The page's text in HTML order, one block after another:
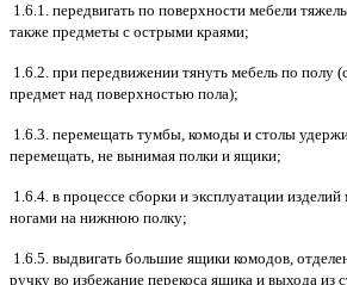
1.6.1. передвигать по поверхности мебели
также предметы с острыми краями;
1.6.2. при передвижении тянуть мебель по полу
предмет над поверхностью пола);
1.6.3. перемещать тумбы, комоды и столы
перемещать, не вынимая полки и ящики;
1.6.4. в процессе сборки и эксплуатации изделий
ногами на нижнюю полку;
1.6.5. выдвигать большие ящики комодов,
ручку во избежание перекоса ящика и выхода из